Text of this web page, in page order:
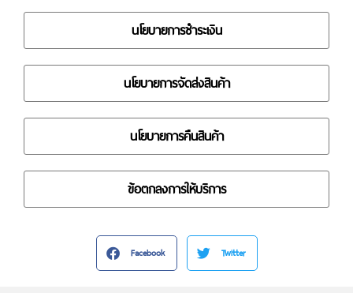
นโยบายการชำระเงิน
นโยบายการจัดส่งสินค้า
นโยบายการคืนสินค้า
ข้อตกลงการให้บริการ
Facebook Twitter